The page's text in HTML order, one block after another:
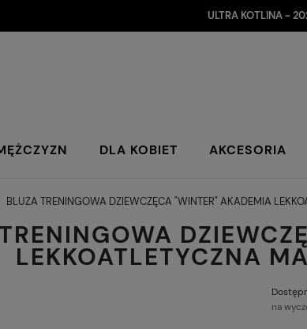
ULTRA KOTLINA -
DLA KOBIET AKCESORIA
BLUZA TRENINGOWA DZIEWCZĘCA "WINTER" AKADEMIA
LEKKOATLETYCZNA
na